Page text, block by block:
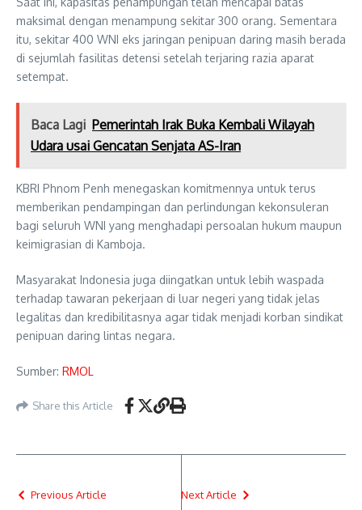
maksimal dengan menampung sekitar 300 orang. Sementara
itu, sekitar 400 WNI eks jaringan penipuan daring masih berada
di sejumlah fasilitas detensi setelah terjaring razia aparat
setempat.
Baca Lagi Pemerintah Irak Buka Kembali Wilayah
Udara usai Gencatan Senjata AS-Iran
KBRI Phnom Penh menegaskan komitmennya untuk terus
memberikan pendampingan dan perlindungan kekonsuleran
bagi seluruh WNI yang menghadapi persoalan hukum maupun
keimigrasian di Kamboja.
Masyarakat Indonesia juga diingatkan untuk lebih waspada
terhadap tawaran pekerjaan di luar negeri yang tidak jelas
legalitas dan kredibilitasnya agar tidak menjadi korban sindikat
penipuan daring lintas negara.
Sumber: RMOL
Share this Article
Previous Article Next Article